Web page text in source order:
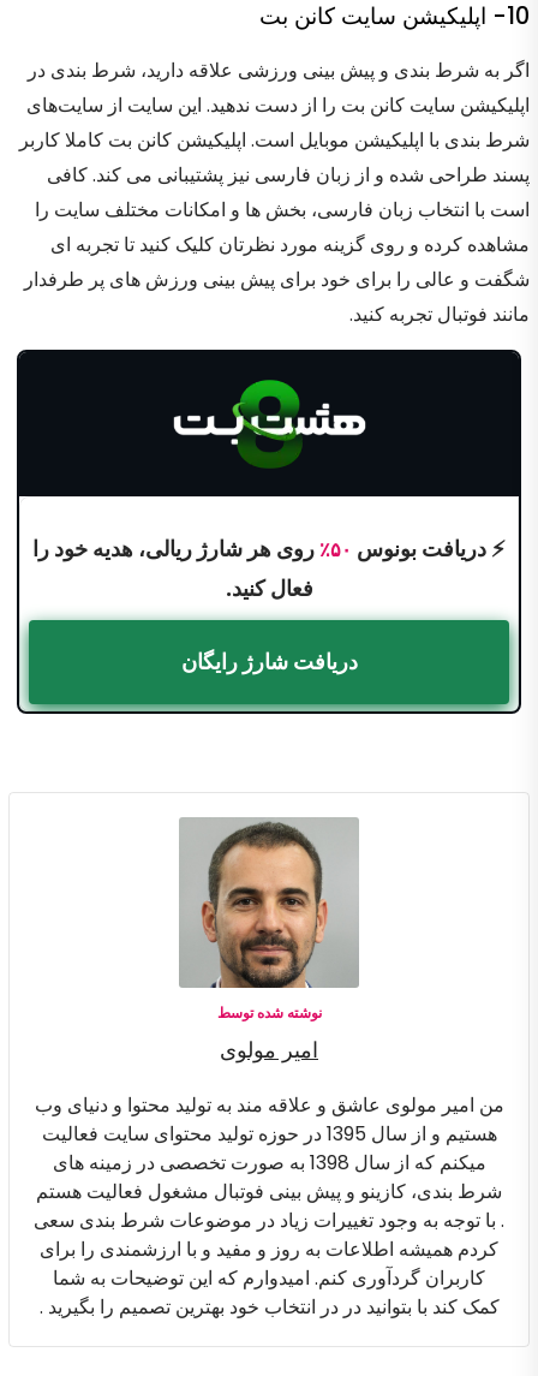
10- اپلیکیشن سایت کانن بت
اگر به شرط بندی و پیش بینی ورزشی علاقه دارید، شرط بندی در
اپلیکیشن سایت کانن بت را از دست ندهید. این سایت از سایت‌های
شرط بندی با اپلیکیشن موبایل است. اپلیکیشن کانن بت کاملا کاربر
پسند طراحی شده و از زبان فارسی نیز پشتیبانی می کند. کافی
است با انتخاب زبان فارسی، بخش ها و امکانات مختلف سایت را
مشاهده کرده و روی گزینه مورد نظرتان کلیک کنید تا تجربه ای
شگفت و عالی را برای خود برای پیش بینی ورزش های پر طرفدار
مانند فوتبال تجربه کنید.
⚡ دریافت بونوس ۵۰٪ روی هر شارژ ریالی، هدیه خود را
فعال کنید.
دریافت شارژ رایگان
نوشته شده توسط
امیر مولوی
من امیر مولوی عاشق و علاقه مند به تولید محتوا و دنیای وب
هستیم و از سال 1395 در حوزه تولید محتوای سایت فعالیت
میکنم که از سال 1398 به صورت تخصصی در زمینه های
شرط بندی، کازینو و پیش بینی فوتبال مشغول فعالیت هستم
. با توجه به وجود تغییرات زیاد در موضوعات شرط بندی سعی
کردم همیشه اطلاعات به روز و مفید و با ارزشمندی را برای
کاربران گردآوری کنم. امیدوارم که این توضیحات به شما
کمک کند با بتوانید در در انتخاب خود بهترین تصمیم را بگیرید .